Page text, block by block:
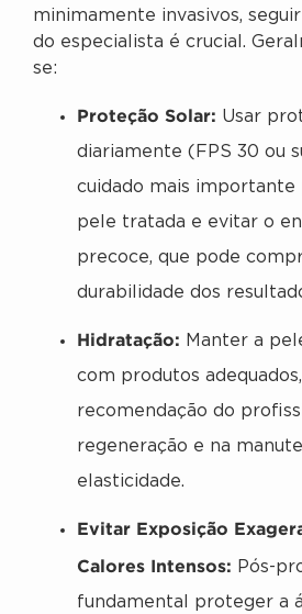
minimamente invasivos,
do especialista é crucial.
se:
Proteção Solar: Usar
diariamente (FPS 30 ou
cuidado mais importante
pele tratada e evitar o
precoce, que pode
durabilidade dos
Hidratação: Manter a
com produtos
recomendação do
regeneração e na
elasticidade.
Evitar Exposição
Calores Intensos: Pós-
fundamental proteger a